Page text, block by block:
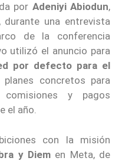
por Adeniyi Abiodun,
durante una entrevista
de la conferencia
utilizó el anuncio para
por defecto para el
planes concretos para
y pagos
el año.
con la misión
y Diem en Meta, de